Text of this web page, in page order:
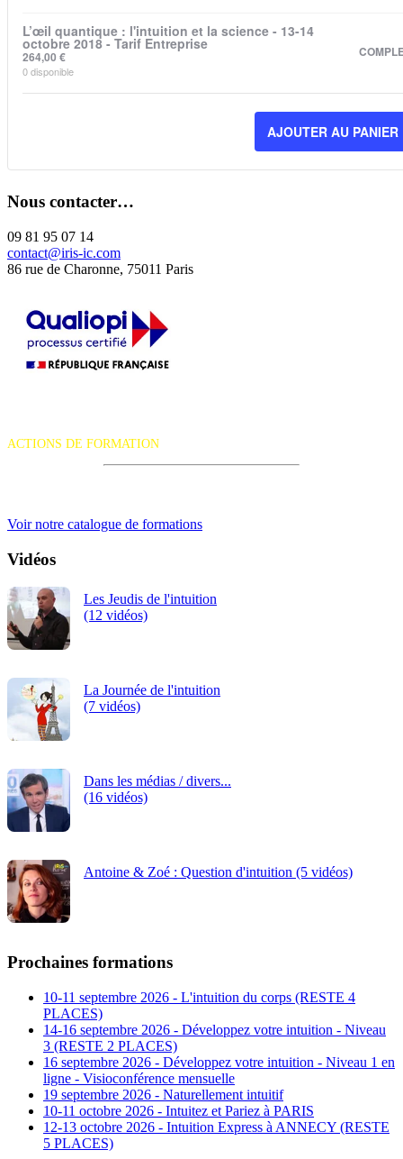
L’œil quantique : l'intuition et la science - 13-14
octobre 2018 - Tarif Entreprise
264,00 €
0disponible
AJOUTER AU PANIER
Nous contacter…
09 81 95 07 14
contact@iris-ic.com
86 rue de Charonne, 75011 Paris
ACTIONS DE FORMATION
Voir notre catalogue de formations
Vidéos
Les Jeudis de l'intuition
(12 vidéos)
La Journée de l'intuition
(7 vidéos)
Dans les médias / divers...
(16 vidéos)
Antoine & Zoé : Question d'intuition (5 vidéos)
Prochaines formations
10-11 septembre 2026 - L'intuition du corps (RESTE 4
PLACES)
14-16 septembre 2026 - Développez votre intuition - Niveau
3 (RESTE 2 PLACES)
16 septembre 2026 - Développez votre intuition - Niveau 1 en
ligne - Visioconférence mensuelle
19 septembre 2026 - Naturellement intuitif
10-11 octobre 2026 - Intuitez et Pariez à PARIS
12-13 octobre 2026 - Intuition Express à ANNECY (RESTE
5 PLACES)